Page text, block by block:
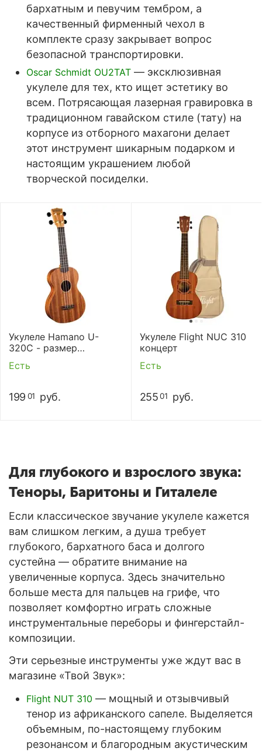
бархатным и певучим тембром, а
качественный фирменный чехол в
комплекте сразу закрывает вопрос
безопасной транспортировки.
Oscar Schmidt OU2TAT — эксклюзивная
укулеле для тех, кто ищет эстетику во
всем. Потрясающая лазерная гравировка в
традиционном гавайском стиле (тату) на
корпусе из отборного махагони делает
этот инструмент шикарным подарком и
настоящим украшением любой
творческой посиделки.
Укулеле Hamano U-
320C - размер
Есть
199 01 руб.
Укулеле Flight NUC 310
концерт
Есть
255 01 руб.
Для глубокого и взрослого звука:
Теноры, Баритоны и Гиталеле
Если классическое звучание укулеле кажется
вам слишком легким, а душа требует
глубокого, бархатного баса и долгого
сустейна — обратите внимание на
увеличенные корпуса. Здесь значительно
больше места для пальцев на грифе, что
позволяет комфортно играть сложные
инструментальные переборы и фингерстайл-
композиции.
Эти серьезные инструменты уже ждут вас в
магазине «Твой Звук»:
Flight NUT 310 — мощный и отзывчивый
тенор из африканского сапеле. Выделяется
объемным, по-настоящему глубоким
резонансом и благородным акустическим